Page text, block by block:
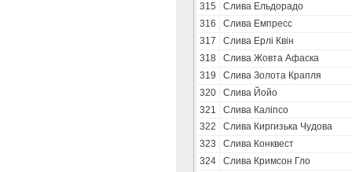
315
Слива Ельдорадо
316
Слива Емпресс
317
Слива Ерлі Квін
318
Слива Жовта Афаска
319
Слива Золота Крапля
320
Слива Йойо
321
Слива Каліпсо
322
Слива Киргизька Чудова
323
Слива Конквест
324
Слива Кримсон Гло